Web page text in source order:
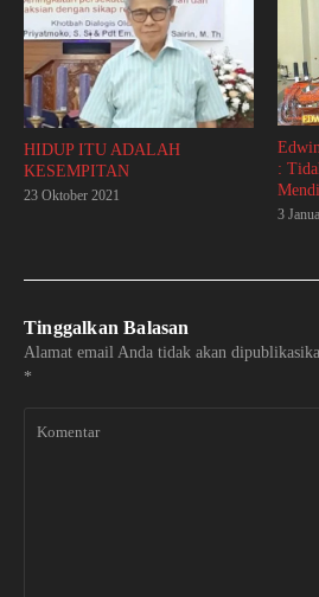
HIDUP ITU ADALAH
KESEMPITAN
23 Oktober 2021
:
3
Tinggalkan Balasan
Alamat email Anda tidak akan
*